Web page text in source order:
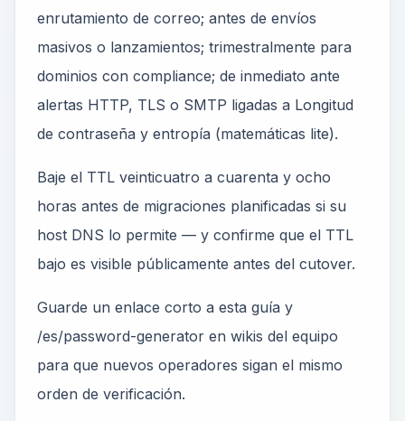
enrutamiento de correo; antes de envíos
masivos o lanzamientos; trimestralmente para
dominios con compliance; de inmediato ante
alertas HTTP, TLS o SMTP ligadas a Longitud
de contraseña y entropía (matemáticas lite).
Baje el TTL veinticuatro a cuarenta y ocho
horas antes de migraciones planificadas si su
host DNS lo permite — y confirme que el TTL
bajo es visible públicamente antes del cutover.
Guarde un enlace corto a esta guía y
/es/password-generator en wikis del equipo
para que nuevos operadores sigan el mismo
orden de verificación.